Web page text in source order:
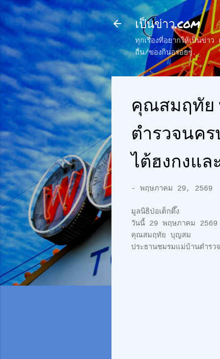
เป็นข่าว.com
ทุกเรื่องที่อยากให้เป็นข่า
ถื่น/ของกินอร่อยๆ..
คุณสมฤทัย
ตำรวจนค
ไต้ฮงกงแ
- พฤษภาคม 29, 2569
มูลนิธิป่อเต็กตึ๊ง
วันนี้ 29 พฤษภาคม 2569
คุณสมฤทัย บุญสม
ประธานชมรมแม่บ้านตำรว